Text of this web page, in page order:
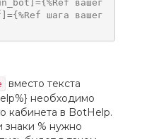
вашег
шага вашег
вместо текста
необходимо
кабинета в BotHelp.
знаки % нужно